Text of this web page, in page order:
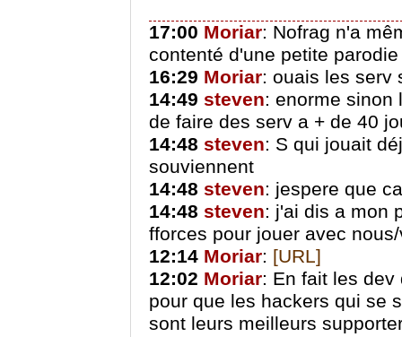
17:00 Moriar: Nofrag n'a
contenté d'une petite
16:29 Moriar: ouais les serv
14:49 steven: enorme sinon
de faire des serv a + de 40
14:48 steven: S qui jouait
souviennent
14:48 steven: jespere que
14:48 steven: j'ai dis a mon
fforces pour jouer avec
12:14 Moriar: [URL]
12:02 Moriar: En fait les
pour que les hackers qui se
sont leurs meilleurs